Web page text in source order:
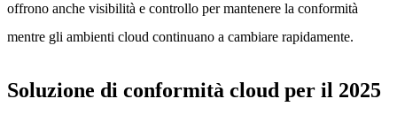
offrono anche visibilità e controllo per mantenere la conformità
mentre gli ambienti cloud continuano a cambiare rapidamente.
Soluzione di conformità cloud per il 2025